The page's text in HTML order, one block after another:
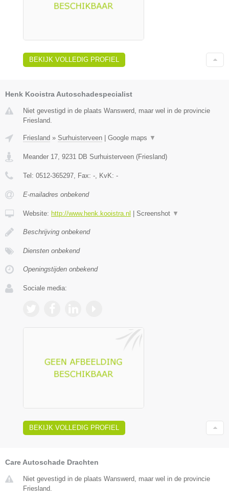
BEKIJK VOLLEDIG PROFIEL
Henk Kooistra Autoschadespecialist
Niet gevestigd in de plaats Wanswerd, maar wel in de provincie
Friesland.
Friesland » Surhuisterveen Google maps ▼
Meander 17, 9231 DB Surhuisterveen (Friesland)
Tel: 0512-365297, Fax: -, KvK: -
E-mailadres onbekend
Website: http://www.henk.kooistra.nl Screenshot ▼
Beschrijving onbekend
Diensten onbekend
Openingstijden onbekend
Sociale media:
BEKIJK VOLLEDIG PROFIEL
Care Autoschade Drachten
Niet gevestigd in de plaats Wanswerd, maar wel in de provincie
Friesland.